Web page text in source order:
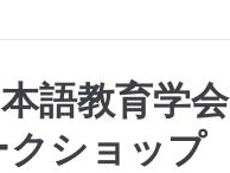
語教育学会
ショップ